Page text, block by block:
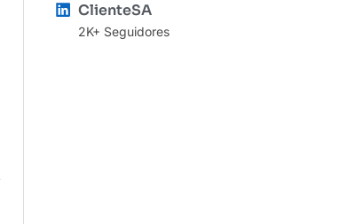
ClienteSA
2K+ Seguidores